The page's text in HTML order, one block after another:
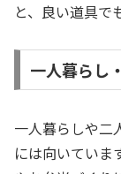
と、良い道具で
一人暮らし
一人暮らしや二
には向いていま